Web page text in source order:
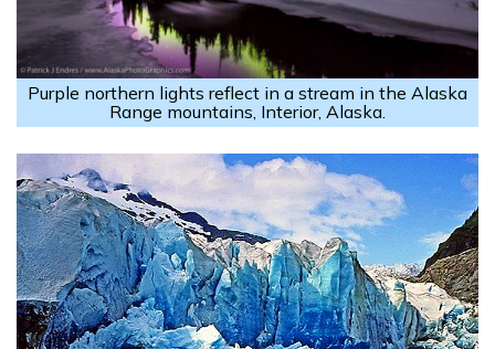
Purple northern lights reflect in a stream in the Alaska
Range mountains, Interior, Alaska.